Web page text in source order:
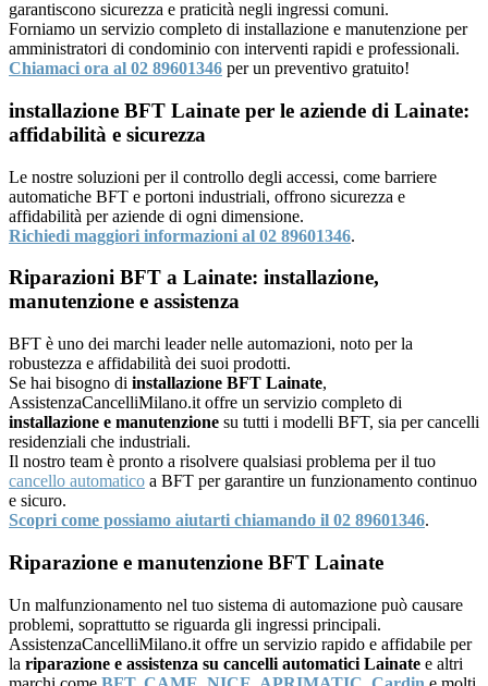
garantiscono sicurezza e praticità negli ingressi comuni.
Forniamo un servizio completo di installazione e manutenzione per
amministratori di condominio con interventi rapidi e professionali.
Chiamaci ora al 02 89601346 per un preventivo gratuito!
installazione BFT Lainate per le aziende di Lainate:
affidabilità e sicurezza
Le nostre soluzioni per il controllo degli accessi, come barriere
automatiche BFT e portoni industriali, offrono sicurezza e
affidabilità per aziende di ogni dimensione.
Richiedi maggiori informazioni al 02 89601346.
Riparazioni BFT a Lainate: installazione,
manutenzione e assistenza
BFT è uno dei marchi leader nelle automazioni, noto per la
robustezza e affidabilità dei suoi prodotti.
Se hai bisogno di installazione BFT Lainate,
AssistenzaCancelliMilano.it offre un servizio completo di
installazione e manutenzione su tutti i modelli BFT, sia per cancelli
residenziali che industriali.
Il nostro team è pronto a risolvere qualsiasi problema per il tuo
cancello automatico a BFT per garantire un funzionamento continuo
e sicuro.
Scopri come possiamo aiutarti chiamando il 02 89601346.
Riparazione e manutenzione BFT Lainate
Un malfunzionamento nel tuo sistema di automazione può causare
problemi, soprattutto se riguarda gli ingressi principali.
AssistenzaCancelliMilano.it offre un servizio rapido e affidabile per
la riparazione e assistenza su cancelli automatici Lainate e altri